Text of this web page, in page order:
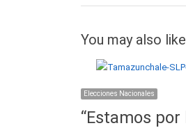
entradas
You may also
Elecciones Nacionales
“Estamos